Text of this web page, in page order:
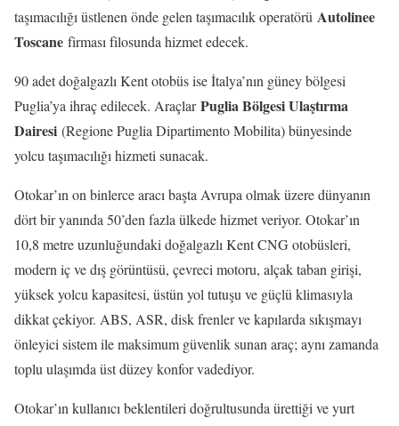
taşımacılığı üstlenen önde gelen taşımacılık operatörü Autolinee
Toscane firması filosunda hizmet edecek.
90 adet doğalgazlı Kent otobüs ise İtalya’nın güney bölgesi
Puglia’ya ihraç edilecek. AraçlarPuglia Bölgesi Ulaştırma
Dairesi (Regione Puglia Dipartimento Mobilita) bünyesinde
yolcu taşımacılığı hizmeti sunacak.
Otokar’ın on binlerce aracı başta Avrupa olmak üzere dünyanın
dört bir yanında 50’den fazla ülkede hizmet veriyor. Otokar’ın
10,8 metre uzunluğundaki doğalgazlı Kent CNG otobüsleri,
modern iç ve dış görüntüsü, çevreci motoru, alçak taban girişi,
yüksek yolcu kapasitesi, üstün yol tutuşu ve güçlü klimasıyla
dikkat çekiyor. ABS, ASR, disk frenler ve kapılarda sıkışmayı
önleyici sistem ile maksimum güvenlik sunan araç; aynı zamanda
toplu ulaşımda üst düzey konfor vadediyor.
Otokar’ın kullanıcı beklentileri doğrultusunda ürettiği ve yurt